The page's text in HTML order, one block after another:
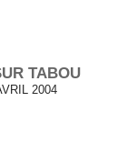
TABOU
2004